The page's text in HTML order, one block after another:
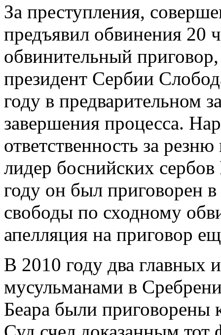
За преступления,
предъявил обвинения 20
обвинительный
президент Сербии
году в предварительном
завершения процесса.
ответственность за
лидер боснийских
году он был приговорен
свободы по сходному
апелляция на приговор
В 2010 году два главных
мусульманами в
Беара были